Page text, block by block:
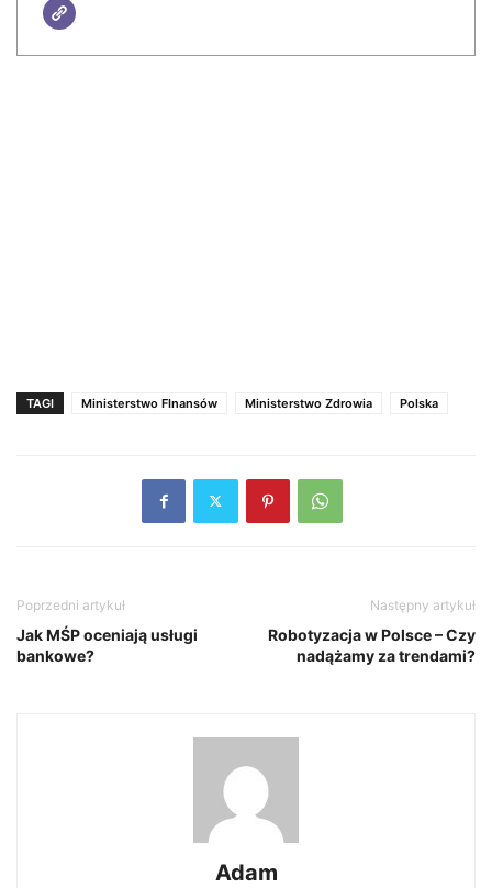
TAGI Ministerstwo FInansów Ministerstwo Zdrowia Polska
Poprzedni artykuł
Jak MŚP oceniają usługi
bankowe?
Następny artykuł
Robotyzacja w Polsce – Czy
nadążamy za trendami?
Adam